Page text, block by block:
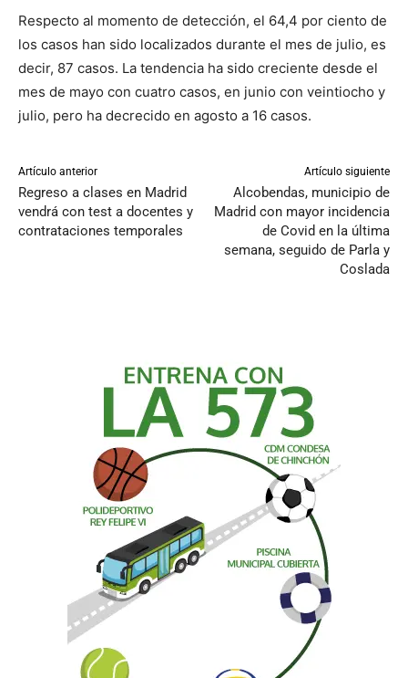
Respecto al momento de detección, el 64,4 por ciento de
los casos han sido localizados durante el mes de julio, es
decir, 87 casos. La tendencia ha sido creciente desde el
mes de mayo con cuatro casos, en junio con veintiocho y
julio, pero ha decrecido en agosto a 16 casos.
Artículo anterior
Regreso a clases en Madrid
vendrá con test a docentes y
contrataciones temporales
Artículo siguiente
Alcobendas, municipio de
Madrid con mayor incidencia
de Covid en la última
semana, seguido de Parla y
Coslada